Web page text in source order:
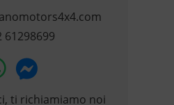
61298699
ti richiamiamo noi